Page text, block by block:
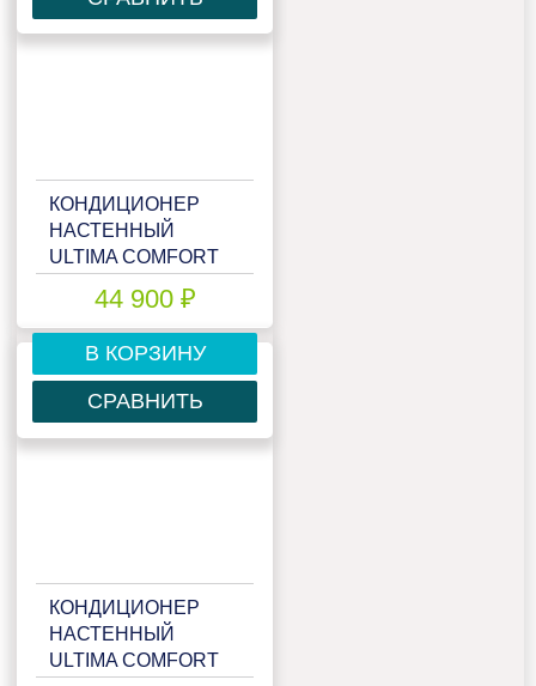
КОНДИЦИОНЕР
НАСТЕННЫЙ
ULTIMA COMFORT
44 900 ₽
В КОРЗИНУ
СРАВНИТЬ
КОНДИЦИОНЕР
НАСТЕННЫЙ
ULTIMA COMFORT